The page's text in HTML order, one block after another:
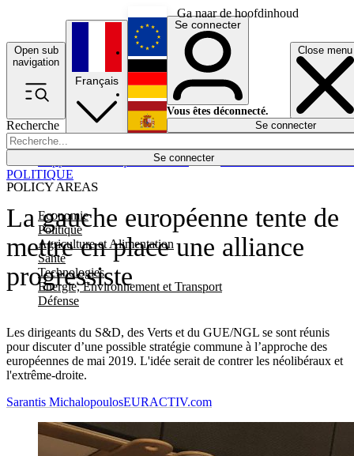
Ga naar de hoofdinhoud
Open sub
navigation
Close menu
Recherche
Se connecter
POLICY AREAS
Economie
Politique
Agriculture et Alimentation
Santé
Technologies
Energie, Environnement et Transport
Défense
Économie
Français
English
Deutsch
Español
Se connecter
Vous êtes déconnecté.
Se connecter
La gauche européenne tente de
mettre en place une alliance
progressiste
Les dirigeants du S&D, des Verts et du GUE/NGL se sont réunis
pour discuter d’une possible stratégie commune à l’approche des
européennes de mai 2019. L'idée serait de contrer les néolibéraux et
l'extrême-droite.
POLITIQUE
Sarantis MichalopoulosEURACTIV.com